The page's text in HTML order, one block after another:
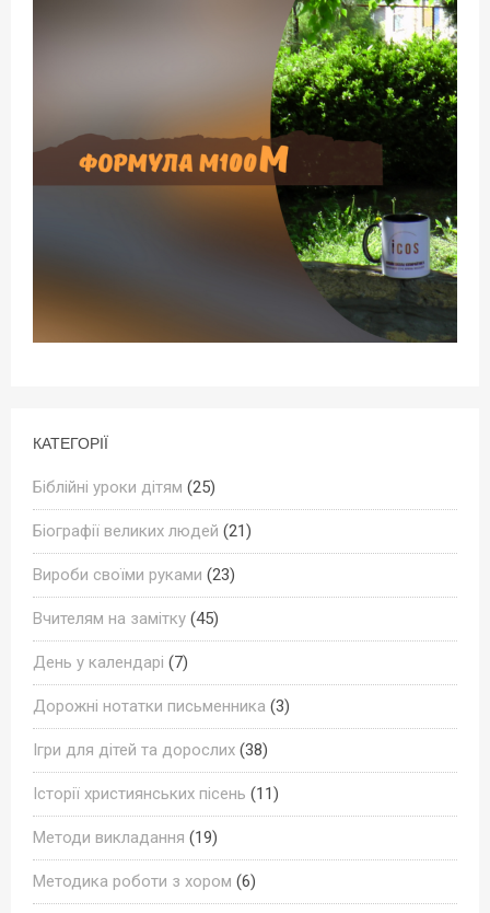
КАТЕГОРІЇ
Біблійні уроки дітям (25)
Біографії великих людей (21)
Вироби своїми руками (23)
Вчителям на замітку (45)
День у календарі (7)
Дорожні нотатки письменника (3)
Ігри для дітей та дорослих (38)
Історії християнських пісень (11)
Методи викладання (19)
Методика роботи з хором (6)